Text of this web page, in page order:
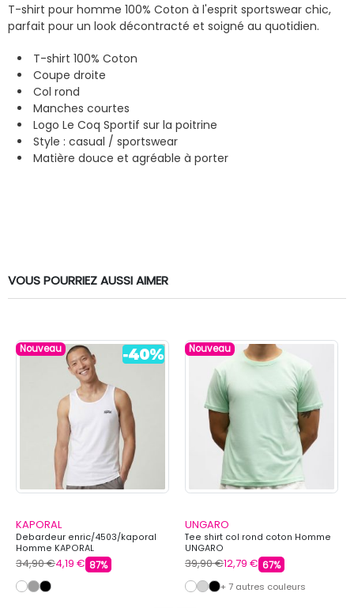
T-shirt pour homme 100% Coton à l'esprit sportswear chic,
parfait pour un look décontracté et soigné au quotidien.
T-shirt 100% Coton
Coupe droite
Col rond
Manches courtes
Logo Le Coq Sportif sur la poitrine
Style : casual / sportswear
Matière douce et agréable à porter
VOUS POURRIEZ AUSSI AIMER
Nouveau
KAPORAL
Debardeur enric/4503/kaporal
Homme KAPORAL
34,90 €4,19 € 87%
Nouveau
UNGARO
Tee shirt col rond coton Homme
UNGARO
39,90 €12,79 € 67%
+ 7 autres couleurs